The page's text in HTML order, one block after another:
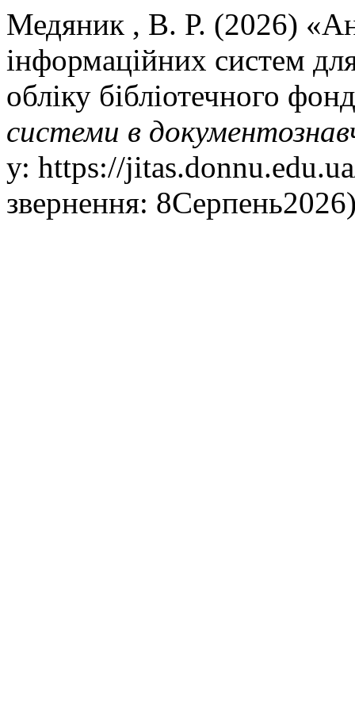
Медяник , В. Р. (2026)
інформаційних систем
обліку бібліотечного
системи в
у: https://
звернення: